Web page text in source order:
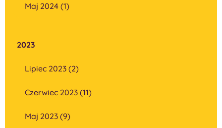
Maj 2024 (1)
2023
Lipiec 2023 (2)
Czerwiec 2023 (11)
Maj 2023 (9)